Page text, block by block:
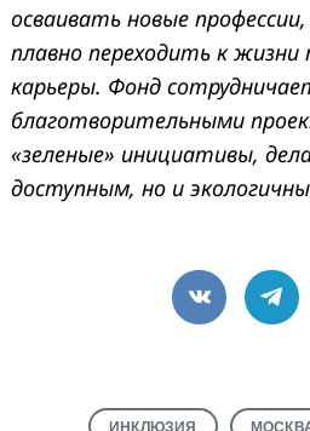
осваивать новые
плавно переходить к жизни
карьеры. Фонд
благотворительными
«зеленые» инициативы,
доступным, но и
VK
ИНКЛЮЗИЯ